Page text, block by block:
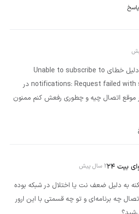
پاسخ
سلام و عرض ادب دلیل خطای Unable to subscribe to
notifications: Request failed with status code 400 در
موقع اتصال چیه و چطوری رفعش کنم ممنون
بیت ۲۴ 2 سال پیش
به دلیل ضعف نت یا اختلال در شبکه بوده
چه برنامه‌ای و تو چه قسمتی با این ارور